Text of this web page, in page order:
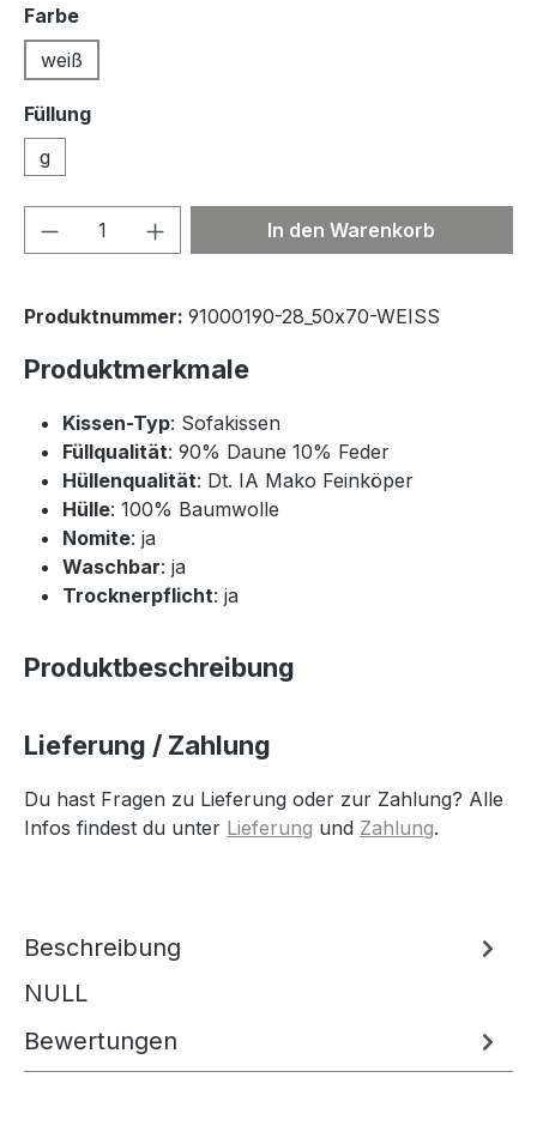
Farbeauswählen
weiß
Füllung
g
Produkt Anzahl: Gib denIn den Warenkorb
Produktnummer: 91000190-28_50x70-WEISS
Produktmerkmale
Kissen-Typ: Sofakissen
Füllqualität: 90% Daune 10% Feder
Hüllenqualität: Dt. IA Mako Feinköper
Hülle: 100% Baumwolle
Nomite: ja
Waschbar: ja
Trocknerpflicht: ja
Produktbeschreibung
Lieferung / Zahlung
Du hast Fragen zu Lieferung oder zur Zahlung? Alle
Infos findest du unter Lieferung und Zahlung.
Beschreibung
NULL
Bewertungen